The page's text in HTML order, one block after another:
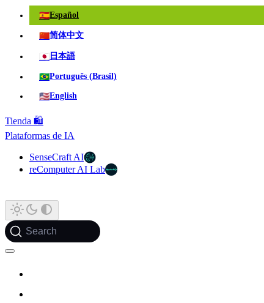
🇪🇸Español
🇨🇳简体中文
🇯🇵 日本語
🇧🇷Português (Brasil)
🇺🇸English
Tienda 🛍️
Plataformas de IA
SenseCraft AI
reComputer AI Lab
Search